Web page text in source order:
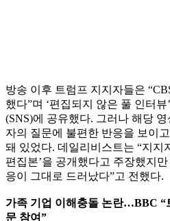
방송 이후 트럼프 지지자들은
했다”며 ‘편집되지 않은 풀 인터
(SNS)에 공유했다. 그러나 해당
자의 질문에 불편한 반응을 보이
돼 있었다. 데일리비스트는 “지지
편집본’을 공개했다고 주장했지
응이 그대로 드러났다”고 전했다.
가족 기업 이해충돌 논란…BBC “
문 참여”